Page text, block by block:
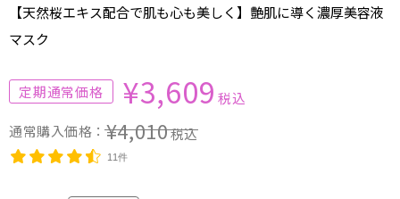
【天然桜エキス配合で肌も心も美しく】艶肌に導く濃厚美容液
マスク
¥3,609 税込
¥4,010税込
11件